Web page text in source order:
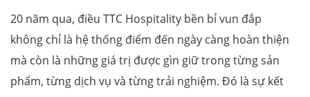
20 năm qua, điều TTC Hospitality bền bỉ vun đắp
không chỉ là hệ thống điểm đến ngày càng hoàn thiện
mà còn là những giá trị được gìn giữ trong từng sản
phẩm, từng dịch vụ và từng trải nghiệm. Đó là sự kết